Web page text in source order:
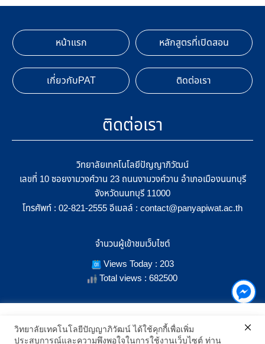
หน้าแรก หลักสูตรที่เปิดสอน
เกี่ยวกับPAT ติดต่อเรา
ติดต่อเรา
วิทยาลัยเทคโนโลยีปัญญาภิวัฒน์
เลขที่ 10 ซอยงามวงศ์วาน 23 ถนนงามวงศ์วาน อำเภอเมืองนนทบุรี
จังหวัดนนทบุรี 11000
โทรศัพท์ : 02-821-2555 อีเมลล์ : contact@panyapiwat.ac.th
จำนวนผู้เข้าชมเว็บไซต์
Views Today : 203
Total views : 682500
เราใช้คุกกี้เพื่อเพิ่มประสิทธิภาพ และประสบการณ์ที่ดีในการใช้งาน
เว็บไซต์ เมื่อคุณกดยอมรับเราจะสามารถเลือกแสดงสิ่งที่น่าสนใจสำหรับ
วิทยาลัยเทคโนโลยีปัญญาภิวัฒน์ ได้ใช้คุกกี้เพื่อเพิ่ม
ประสบการณ์และความพึงพอใจในการใช้งานเว็บไซต์ ท่าน